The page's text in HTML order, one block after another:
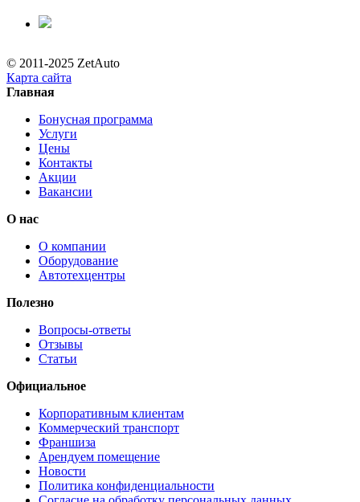
© 2011-2025 ZetAuto
Карта сайта
Главная
Бонусная программа
Услуги
Цены
Контакты
Акции
Вакансии
О нас
О компании
Оборудование
Автотехцентры
Полезно
Вопросы-ответы
Отзывы
Статьи
Официальное
Корпоративным клиентам
Коммерческий транспорт
Франшиза
Арендуем помещение
Новости
Политика конфиденциальности